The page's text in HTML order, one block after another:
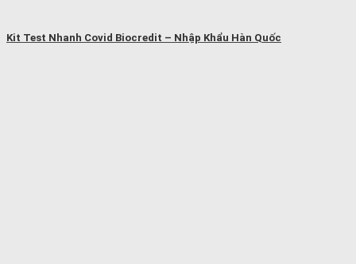
Kit Test Nhanh Covid Biocredit – Nhập Khẩu Hàn Quốc